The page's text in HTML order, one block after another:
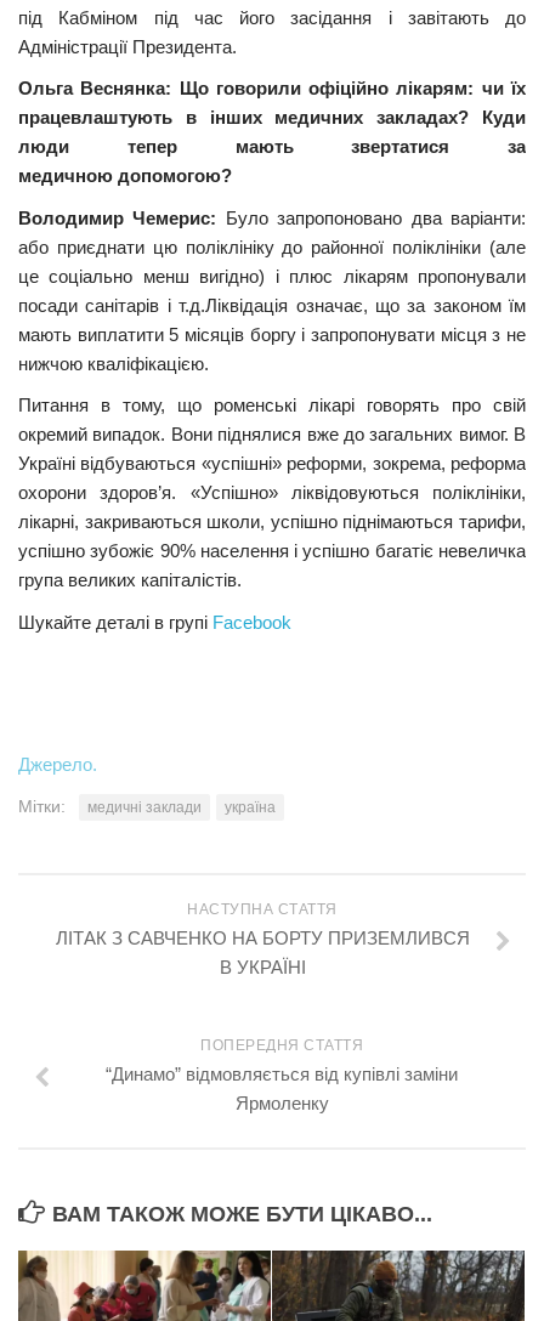
під Кабміном під час його засідання і завітають до
Адміністрації Президента.
Ольга Веснянка: Що говорили офіційно лікарям: чи їх
працевлаштують в інших медичних закладах? Куди
люди тепер мають звертатися за
медичною допомогою?
Володимир Чемерис: Було запропоновано два варіанти:
або приєднати цю поліклініку до районної поліклініки (але
це соціально менш вигідно) і плюс лікарям пропонували
посади санітарів іт.д.Ліквідація означає, що за законом їм
мають виплатити5 місяців боргу і запропонувати місця з не
нижчою кваліфікацією.
Питання в тому, що роменські лікарі говорять про свій
окремий випадок. Вони піднялися вже до загальних вимог. В
Україні відбуваються «успішні» реформи, зокрема, реформа
охорони здоров’я. «Успішно» ліквідовуються поліклініки,
лікарні, закриваються школи, успішно піднімаються тарифи,
успішно зубожіє 90% населення і успішно багатіє невеличка
група великих капіталістів.
Шукайте деталі в групі Facebook
Джерело.
Мітки: медичні заклади україна
НАСТУПНА СТАТТЯ
ЛІТАК З САВЧЕНКО НА БОРТУ ПРИЗЕМЛИВСЯ
В УКРАЇНІ
ПОПЕРЕДНЯ СТАТТЯ
“Динамо” відмовляється від купівлі заміни
Ярмоленку
ВАМ ТАКОЖ МОЖЕ БУТИ ЦІКАВО...